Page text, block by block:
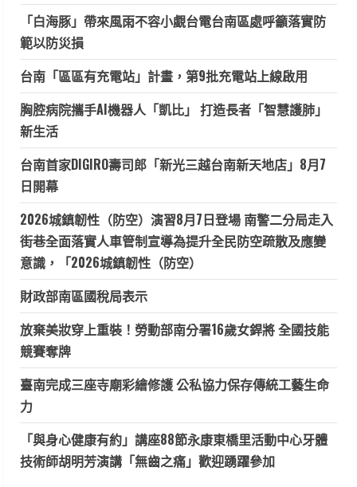
「白海豚」帶來風雨不容小覷台電台南區處呼籲落實防
範以防災損
台南「區區有充電站」計畫，第9批充電站上線啟用
胸腔病院攜手AI機器人「凱比」 打造長者「智慧護肺」
新生活
台南首家DIGIRO壽司郎「新光三越台南新天地店」8月7
日開幕
2026城鎮韌性（防空）演習8月7日登場 南警二分局走入
街巷全面落實人車管制宣導為提升全民防空疏散及應變
意識，「2026城鎮韌性（防空）
財政部南區國稅局表示
放棄美妝穿上重裝！勞動部南分署16歲女銲將 全國技能
競賽奪牌
臺南完成三座寺廟彩繪修護 公私協力保存傳統工藝生命
力
「與身心健康有約」講座88節永康東橋里活動中心牙體
技術師胡明芳演講「無齒之痛」歡迎踴躍參加